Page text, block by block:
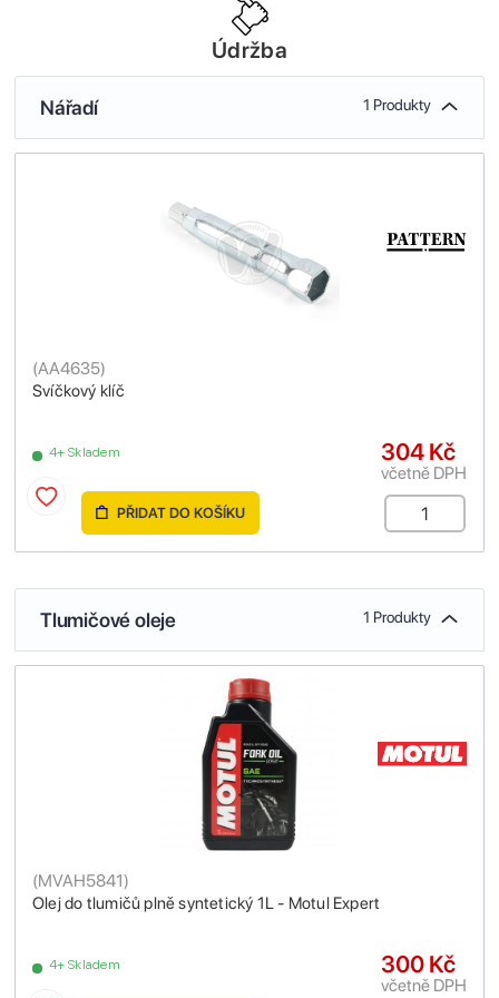
Údržba
Nářadí 1 Produkty
Svíčkový klíč
(AA4635)
4+ Skladem 304 Kč
včetně DPH
PŘIDAT DO KOŠÍKU
Tlumičové oleje 1 Produkty
Olej do tlumičů plně syntetický 1L - Motul Expert
(MVAH5841)
4+ Skladem 300 Kč
včetně DPH